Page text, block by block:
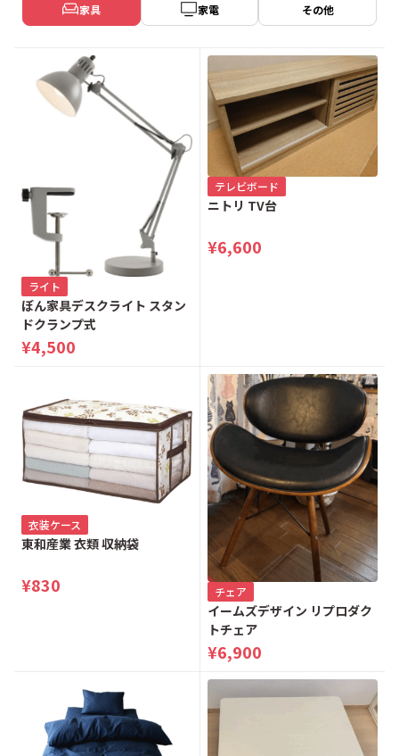
家具 家電 その他
ライト
ぼん家具デスクライト スタン
ドクランプ式
¥4,500
テレビボード
ニトリ TV台
¥6,600
衣装ケース
東和産業 衣類 収納袋
¥830 チェア
イームズデザイン リプロダク
トチェア
¥6,900